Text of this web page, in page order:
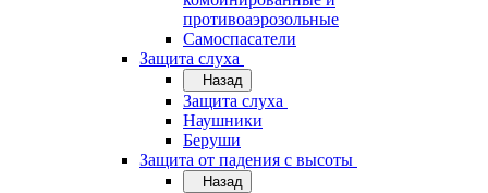
противоаэрозольные
Самоспасатели
Защита слуха
Назад
Защита слуха
Наушники
Беруши
Защита от падения с высоты
Назад